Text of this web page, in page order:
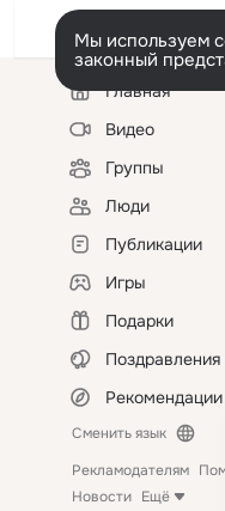
Мы используем
законный
Левая
колонкаГлавная
Видео
Группы
Люди
Публикации
Игры
Подарки
Поздравления
Рекомендации
Сменить язык
Рекламодателям
Новости Ещё